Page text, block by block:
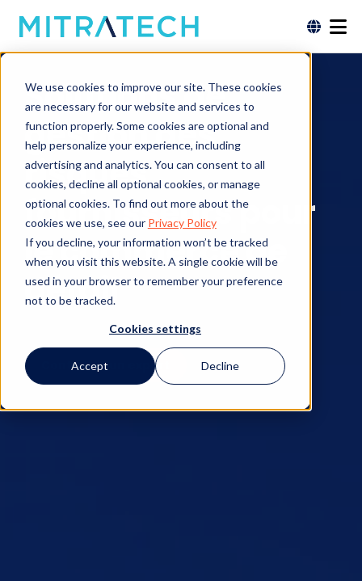
We use cookies to improve our site. These cookies
are necessary for our website and services to
function properly. Some cookies are optional and
help personalize your experience, including
advertising and analytics. You can consent to all
cookies, decline all optional cookies, or manage
optional cookies. To find out more about the
cookies we use, see our Privacy Policy
If you decline, your information won’t be tracked
when you visit this website. A single cookie will be
used in your browser to remember your preference
not to be tracked.
Cookies settings
Accept Decline
Solutions de
gestion des
risques
fournisseurs pour
le commerce de
détail
Contacter un expert